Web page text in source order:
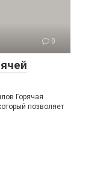
0
Горячая
позволяет